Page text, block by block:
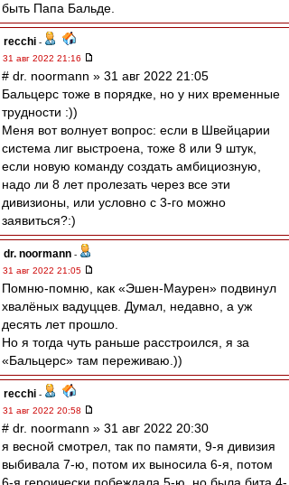
быть Папа Бальде.
recchi -
31 авг 2022 21:16
# dr. noormann » 31 авг 2022 21:05
Бальцерс тоже в порядке, но у них временные
трудности :))
Меня вот волнует вопрос: если в Швейцарии
система лиг выстроена, тоже 8 или 9 штук,
если новую команду создать амбициозную,
надо ли 8 лет пролезать через все эти
дивизионы, или условно с 3-го можно
заявиться?:)
dr. noormann -
31 авг 2022 21:05
Помню-помню, как «Эшен-Маурен» подвинул
хвалёных вадуццев. Думал, недавно, а уж
десять лет прошло.
Но я тогда чуть раньше расстроился, я за
«Бальцерс» там переживаю.))
recchi -
31 авг 2022 20:58
# dr. noormann » 31 авг 2022 20:30
я весной смотрел, так по памяти, 9-я дивизия
выбивала 7-ю, потом их выносила 6-я, потом